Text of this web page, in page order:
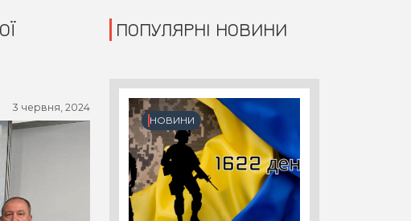
Партнери
Футбол
3 червня, 2024
ПОПУЛЯРНІ НОВИНИ
НОВИНИ